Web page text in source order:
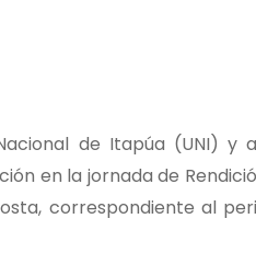
de Itapúa (UNI)
en la jornada de
correspondiente al